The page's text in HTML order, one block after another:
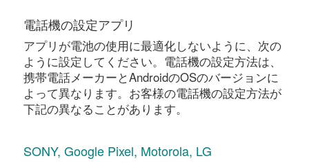
電話機の設定アプリ
アプリが電池の使用に最適化しないように、次の
ように設定してください。電話機の設定方法は、
携帯電話メーカーとAndroidのOSのバージョンに
よって異なります。お客様の電話機の設定方法が
下記の異なることがあります。
SONY, Google Pixel, Motorola, LG